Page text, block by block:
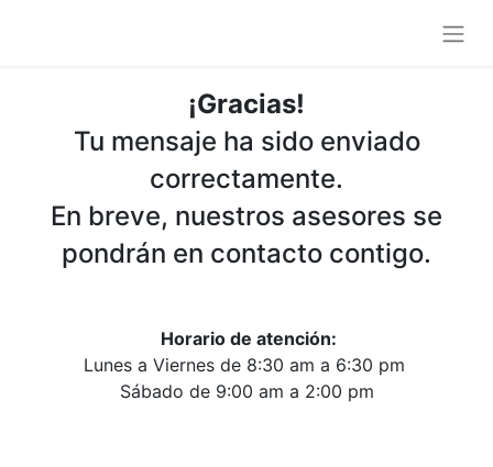
¡Gracias!
Tu mensaje ha sido enviado
correctamente.
En breve, nuestros asesores se
pondrán en contacto contigo.
Horario de atención:
Lunes a Viernes de 8:30 am a 6:30 pm
Sábado de 9:00 am a 2:00 pm